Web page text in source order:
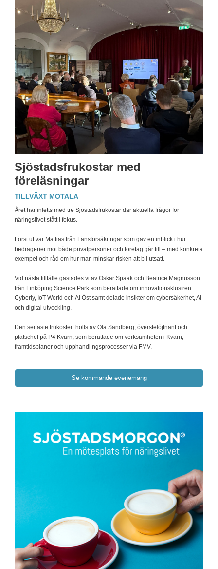
Sjöstadsfrukostar med
föreläsningar
TILLVÄXT MOTALA
Året har inletts med tre Sjöstadsfrukostar där aktuella frågor för
näringslivet stått i fokus.
Först ut var Mattias från Länsförsäkringar som gav en inblick i hur
bedrägerier mot både privatpersoner och företag går till – med konkreta
exempel och råd om hur man minskar risken att bli utsatt.
Vid nästa tillfälle gästades vi av Oskar Spaak och Beatrice Magnusson
från Linköping Science Park som berättade om innovationsklustren
Cyberly, IoT World och AI Öst samt delade insikter om cybersäkerhet, AI
och digital utveckling.
Den senaste frukosten hölls av Ola Sandberg, överstelöjtnant och
platschef på P4 Kvarn, som berättade om verksamheten i Kvarn,
framtidsplaner och upphandlingsprocesser via FMV.
Se kommande evenemang